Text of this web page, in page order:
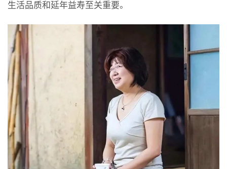
生活品质和延年益寿至关重要。